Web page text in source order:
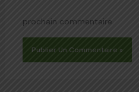
prochain commentaire.